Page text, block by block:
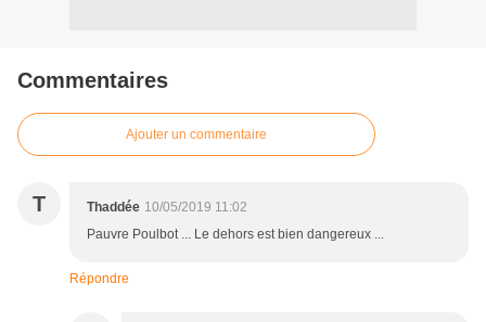
Commentaires
Ajouter un commentaire
T Thaddée 10/05/2019 11:02
Pauvre Poulbot ... Le dehors est bien dangereux ...
Répondre